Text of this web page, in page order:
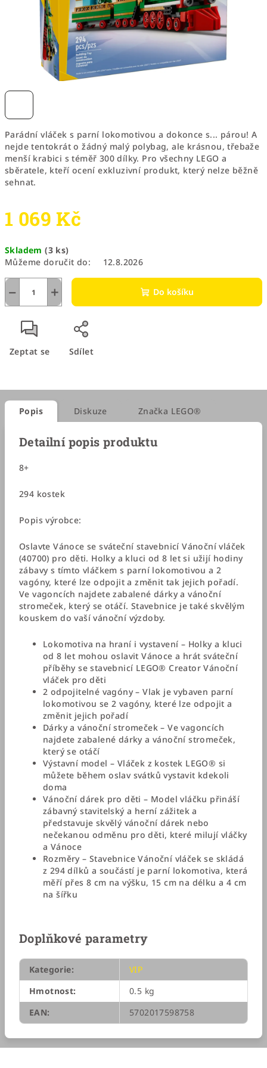
Parádní vláček s parní lokomotivou a dokonce s... párou! A
nejde tentokrát o žádný malý polybag, ale krásnou, třebaže
menší krabici s téměř 300 dílky. Pro všechny LEGO a
sběratele, kteří ocení exkluzivní produkt, který nelze běžně
sehnat.
1 069 Kč
cena:
Skladem(3 ks)
Můžeme doručit do:
12.8.2026
+
− Do košíku
Zeptat se Sdílet
Popis Diskuze Značka LEGO®
Detailní popis produktu
8+
294 kostek
Popis výrobce:
Oslavte Vánoce se sváteční stavebnicí Vánoční vláček
(40700) pro děti. Holky a kluci od 8 let si užijí hodiny
zábavy s tímto vláčkem s parní lokomotivou a 2
vagóny, které lze odpojit a změnit tak jejich pořadí.
Ve vagoncích najdete zabalené dárky a vánoční
stromeček, který se otáčí. Stavebnice je také skvělým
kouskem do vaší vánoční výzdoby.
Lokomotiva na hraní i vystavení – Holky a kluci
od 8 let mohou oslavit Vánoce a hrát sváteční
příběhy se stavebnicí LEGO® Creator Vánoční
vláček pro děti
2 odpojitelné vagóny – Vlak je vybaven parní
lokomotivou se 2 vagóny, které lze odpojit a
změnit jejich pořadí
Dárky a vánoční stromeček – Ve vagoncích
najdete zabalené dárky a vánoční stromeček,
který se otáčí
Výstavní model – Vláček z kostek LEGO® si
můžete během oslav svátků vystavit kdekoli
doma
Vánoční dárek pro děti – Model vláčku přináší
zábavný stavitelský a herní zážitek a
představuje skvělý vánoční dárek nebo
nečekanou odměnu pro děti, které milují vláčky
a Vánoce
Rozměry – Stavebnice Vánoční vláček se skládá
z 294 dílků a součástí je parní lokomotiva, která
měří přes 8 cm na výšku, 15 cm na délku a 4 cm
na šířku
Doplňkové parametry
Kategorie:
VIP
Hmotnost:
0.5 kg
EAN: 5702017598758